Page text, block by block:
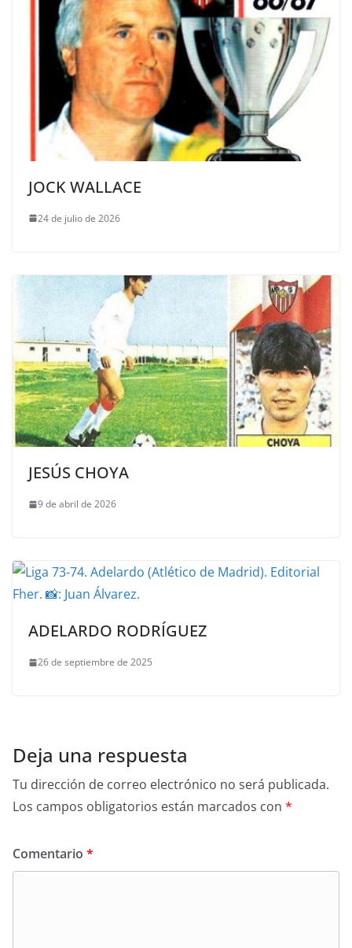
JOCK WALLACE
24 de julio de 2026
JESÚS CHOYA
9 de abril de 2026
ADELARDO RODRÍGUEZ
26 de septiembre de 2025
Deja una respuesta
Tu dirección de correo electrónico no será publicada.
Los campos obligatorios están marcados con *
Comentario *